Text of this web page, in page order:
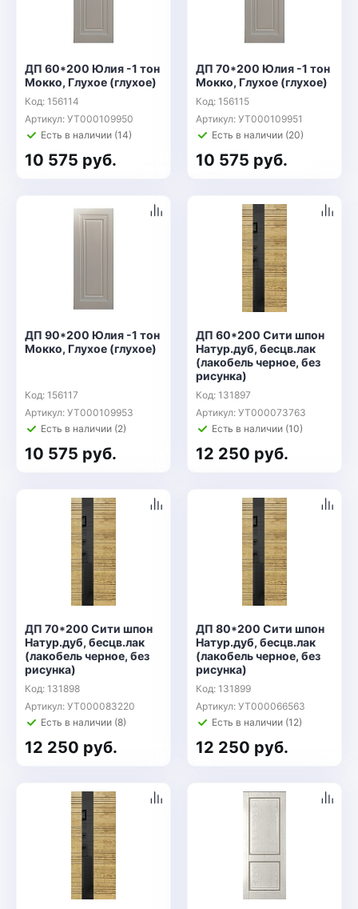
ДП 60*200 Юлия -1 тон
Мокко, Глухое (глухое)
Код: 156114
Артикул: УТ000109950
Есть в наличии (14)
10 575 руб.
ДП 70*200 Юлия -1 тон
Мокко, Глухое (глухое)
Код: 156115
Артикул: УТ000109951
Есть в наличии (20)
10 575 руб.
ДП 90*200 Юлия -1 тон
Мокко, Глухое (глухое)
Код: 156117
Артикул: УТ000109953
Есть в наличии (2)
10 575 руб.
ДП 60*200 Сити шпон
Натур.дуб, бесцв.лак
(лакобель черное, без
рисунка)
Код: 131897
Артикул: УТ000073763
Есть в наличии (10)
12 250 руб.
ДП 70*200 Сити шпон
Натур.дуб, бесцв.лак
(лакобель черное, без
рисунка)
Код: 131898
Артикул: УТ000083220
Есть в наличии (8)
12 250 руб.
ДП 80*200 Сити шпон
Натур.дуб, бесцв.лак
(лакобель черное, без
рисунка)
Код: 131899
Артикул: УТ000066563
Есть в наличии (12)
12 250 руб.